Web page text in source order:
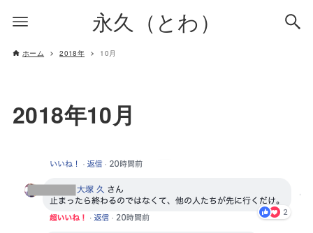
永久（とわ）
ホーム 2018年 10月
2018年10月